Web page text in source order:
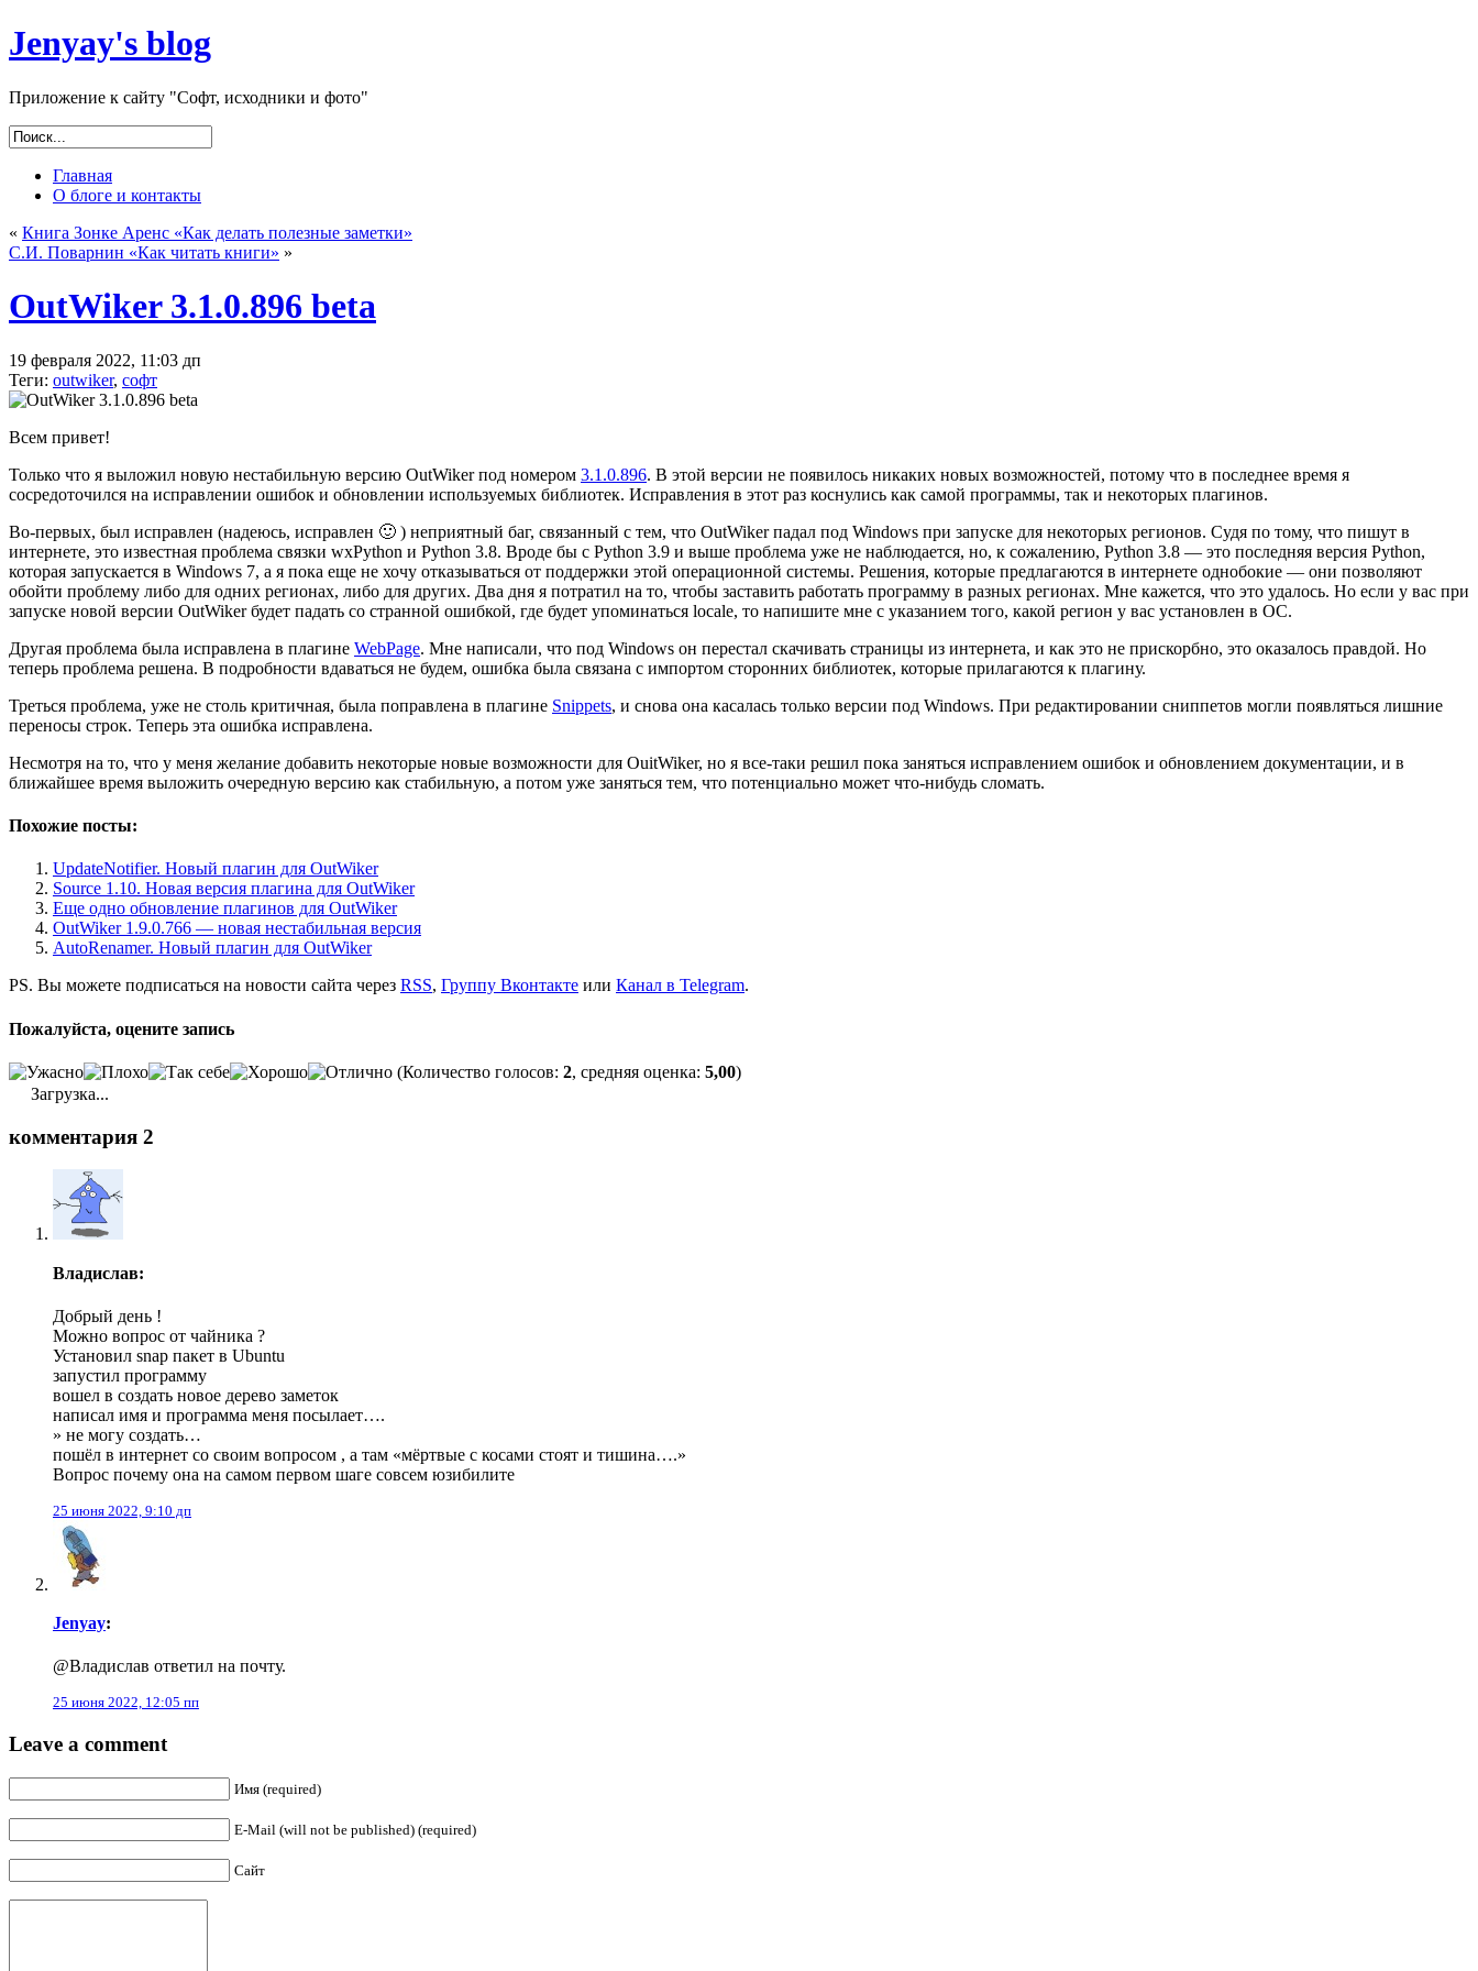
Jenyay's blog
Приложение к сайту "Софт, исходники и фото"
Главная
О блоге и контакты
« Книга Зонке Аренс «Как делать полезные заметки»
С.И. Поварнин «Как читать книги» »
OutWiker 3.1.0.896 beta
19 февраля 2022, 11:03 дп
Теги: outwiker, софт
Всем привет!
Только что я выложил новую нестабильную версию OutWiker под номером 3.1.0.896. В этой версии не появилось никаких новых возможностей, потому что в последнее время я
сосредоточился на исправлении ошибок и обновлении используемых библиотек. Исправления в этот раз коснулись как самой программы, так и некоторых плагинов.
Во-первых, был исправлен (надеюсь, исправлен 🙂 ) неприятный баг, связанный с тем, что OutWiker падал под Windows при запуске для некоторых регионов. Судя по тому, что пишут в
интернете, это известная проблема связки wxPython и Python 3.8. Вроде бы с Python 3.9 и выше проблема уже не наблюдается, но, к сожалению, Python 3.8 — это последняя версия Python,
которая запускается в Windows 7, а я пока еще не хочу отказываться от поддержки этой операционной системы. Решения, которые предлагаются в интернете однобокие — они позволяют
обойти проблему либо для одних регионах, либо для других. Два дня я потратил на то, чтобы заставить работать программу в разных регионах. Мне кажется, что это удалось. Но если у вас при
запуске новой версии OutWiker будет падать со странной ошибкой, где будет упоминаться locale, то напишите мне с указанием того, какой регион у вас установлен в ОС.
Другая проблема была исправлена в плагине WebPage. Мне написали, что под Windows он перестал скачивать страницы из интернета, и как это не прискорбно, это оказалось правдой. Но
теперь проблема решена. В подробности вдаваться не будем, ошибка была связана с импортом сторонних библиотек, которые прилагаются к плагину.
Треться проблема, уже не столь критичная, была поправлена в плагине Snippets, и снова она касалась только версии под Windows. При редактировании сниппетов могли появляться лишние
переносы строк. Теперь эта ошибка исправлена.
Несмотря на то, что у меня желание добавить некоторые новые возможности для OuitWiker, но я все-таки решил пока заняться исправлением ошибок и обновлением документации, и в
ближайшее время выложить очередную версию как стабильную, а потом уже заняться тем, что потенциально может что-нибудь сломать.
Похожие посты:
UpdateNotifier. Новый плагин для OutWiker
Source 1.10. Новая версия плагина для OutWiker
Еще одно обновление плагинов для OutWiker
OutWiker 1.9.0.766 — новая нестабильная версия
AutoRenamer. Новый плагин для OutWiker
PS. Вы можете подписаться на новости сайта через RSS, Группу Вконтакте или Канал в Telegram.
Пожалуйста, оцените запись
(Количество голосов: 2, средняя оценка: 5,00)
Загрузка...
комментария 2
Владислав:
Добрый день !
Можно вопрос от чайника ?
Установил snap пакет в Ubuntu
запустил программу
вошел в создать новое дерево заметок
написал имя и программа меня посылает….
» не могу создать…
пошёл в интернет со своим вопросом , а там «мёртвые с косами стоят и тишина….»
Вопрос почему она на самом первом шаге совсем юзибилите
25 июня 2022, 9:10 дп
Jenyay:
@Владислав ответил на почту.
25 июня 2022, 12:05 пп
Leave a comment
Имя (required)
E-Mail (will not be published) (required)
Сайт